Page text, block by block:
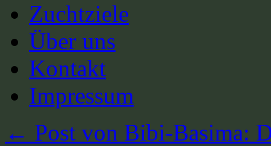
Zuchtziele
Über uns
Kontakt
Impressum
← Post von Bibi-Basima: